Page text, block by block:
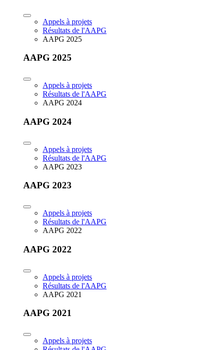
Appels à projets
Résultats de l'AAPG
AAPG 2025
AAPG 2025
Appels à projets
Résultats de l'AAPG
AAPG 2024
AAPG 2024
Appels à projets
Résultats de l'AAPG
AAPG 2023
AAPG 2023
Appels à projets
Résultats de l'AAPG
AAPG 2022
AAPG 2022
Appels à projets
Résultats de l'AAPG
AAPG 2021
AAPG 2021
Appels à projets